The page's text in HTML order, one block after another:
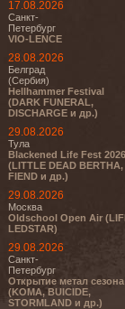
17.08.2026
Санкт-
Петербург
VIO-LENCE
28.08.2026
Белград
(Сербия)
Hellhammer Festival
(DARK FUNERAL,
DISCHARGE и др.)
29.08.2026
Тула
Blackened Life Fest 2026
(LITTLE DEAD BERTHA,
FIEND и др.)
29.08.2026
Москва
Oldschool Open Air
LEDSTAR)
29.08.2026
Санкт-
Петербург
Открытие метал сезона
(KOMA, BUICIDE,
STORMLAND и др.)